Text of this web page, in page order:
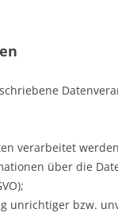
verarbeitet
über die
unrichtiger bzw.